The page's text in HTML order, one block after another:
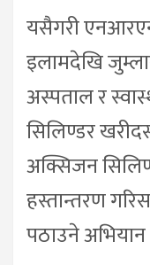
यसैगरी
इलामदेखि
अस्पताल र
सिलिण्डर
अक्सिजन
हस्तान्तरण
पठाउने अभियान